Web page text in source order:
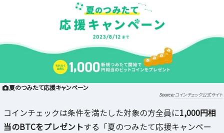
夏のつみたて応援キャンペーン
コインチェック公式サイト
コインチェックは条件を満たした対象の方全員に1,000円相
当のBTCをプレゼントする「夏のつみたて応援キャンペー